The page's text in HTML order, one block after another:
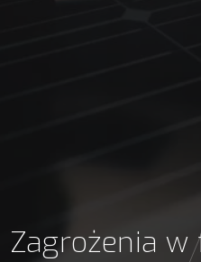
Zagrożenia